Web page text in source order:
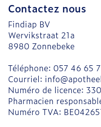
Contactez nous
Findiap BV
Wervikstraat 21a
8980 Zonnebeke
Téléphone: 057 46 65
Courriel: info@
Numéro de licence:
Pharmacien
Numéro TVA: